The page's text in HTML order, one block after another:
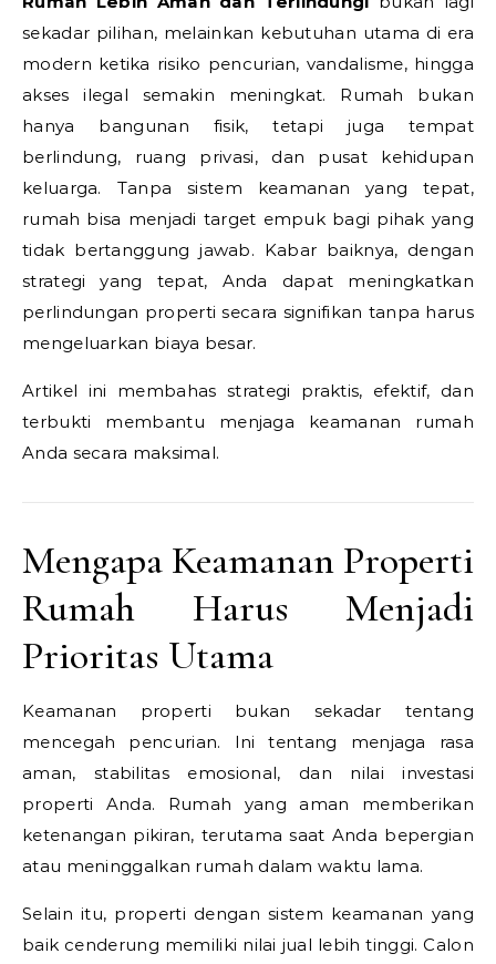
sekadar pilihan, melainkan kebutuhan utama di era
modern ketika risiko pencurian, vandalisme, hingga
akses ilegal semakin meningkat. Rumah bukan
hanya bangunan fisik, tetapi juga tempat
berlindung, ruang privasi, dan pusat kehidupan
keluarga. Tanpa sistem keamanan yang tepat,
rumah bisa menjadi target empuk bagi pihak yang
tidak bertanggung jawab. Kabar baiknya, dengan
strategi yang tepat, Anda dapat meningkatkan
perlindungan properti secara signifikan tanpa harus
mengeluarkan biaya besar.
Artikel ini membahas strategi praktis, efektif, dan
terbukti membantu menjaga keamanan rumah
Anda secara maksimal.
Mengapa Keamanan Properti
Rumah Harus Menjadi
Prioritas Utama
Keamanan properti bukan sekadar tentang
mencegah pencurian. Ini tentang menjaga rasa
aman, stabilitas emosional, dan nilai investasi
properti Anda. Rumah yang aman memberikan
ketenangan pikiran, terutama saat Anda bepergian
atau meninggalkan rumah dalam waktu lama.
Selain itu, properti dengan sistem keamanan yang
baik cenderung memiliki nilai jual lebih tinggi. Calon